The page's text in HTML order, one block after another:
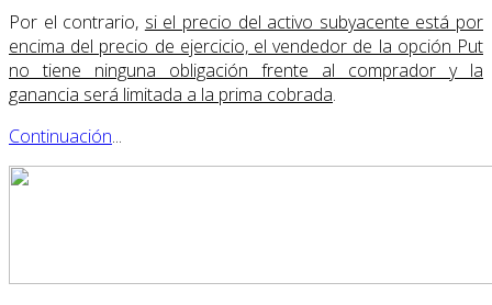
Por el contrario, si el precio del activo subyacente está por
encima del precio de ejercicio, el vendedor de la opción Put
no tiene ninguna obligación frente al comprador y la
ganancia será limitada a la prima cobrada.
Continuación...